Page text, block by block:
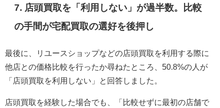
7. 店頭買取を「利用しない」が過半数。比較
の手間が宅配買取の選好を後押し
最後に、リユースショップなどの店頭買取を利用する際に
他店との価格比較を行ったか尋ねたところ、50.8%の人が
「店頭買取を利用しない」と回答しました。
店頭買取を経験した場合でも、「比較せずに最初の店舗で